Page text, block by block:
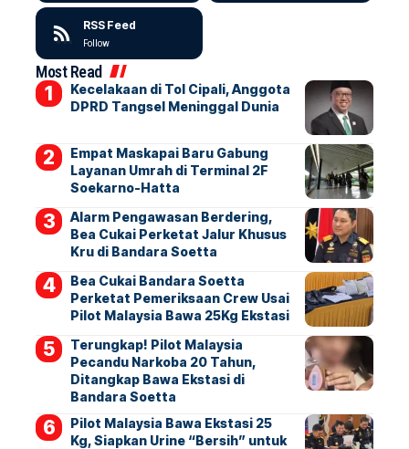
RSS Feed
Follow
Most Read
Kecelakaan di Tol Cipali, Anggota
DPRD Tangsel Meninggal Dunia
Empat Maskapai Baru Gabung
Layanan Umrah di Terminal 2F
Soekarno-Hatta
Alarm Pengawasan Berdering,
Bea Cukai Perketat Jalur Khusus
Kru di Bandara Soetta
Bea Cukai Bandara Soetta
Perketat Pemeriksaan Crew Usai
Pilot Malaysia Bawa 25Kg Ekstasi
Terungkap! Pilot Malaysia
Pecandu Narkoba 20 Tahun,
Ditangkap Bawa Ekstasi di
Bandara Soetta
Pilot Malaysia Bawa Ekstasi 25
Kg, Siapkan Urine “Bersih” untuk